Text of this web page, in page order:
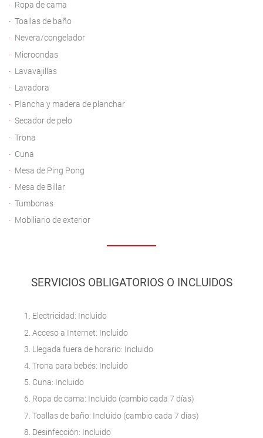
Ropa de cama
Toallas de baño
Nevera/congelador
Microondas
Lavavajillas
Lavadora
Plancha y madera de planchar
Secador de pelo
Trona
Cuna
Mesa de Ping Pong
Mesa de Billar
Tumbonas
Mobiliario de exterior
SERVICIOS OBLIGATORIOS O INCLUIDOS
Electricidad: Incluido
Acceso a Internet: Incluido
Llegada fuera de horario: Incluido
Trona para bebés: Incluido
Cuna: Incluido
Ropa de cama: Incluido (cambio cada 7 días)
Toallas de baño: Incluido (cambio cada 7 días)
Desinfección: Incluido